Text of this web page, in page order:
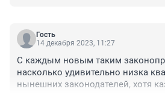
демографию запрет на высшее
девушек?(а всё идет к этому). А
вместо масла?
Гость
14 декабря 2023, 11:27
С каждым новым таким
насколько удивительно низка
нынешних законодателей, хотя